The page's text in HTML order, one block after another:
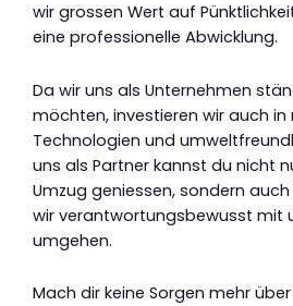
wir grossen Wert auf
eine professionelle Abwicklung.
Da wir uns als Unternehmen
möchten, investieren wir auch in
Technologien und
uns als Partner kannst du nicht
Umzug geniessen, sondern
wir verantwortungsbewusst mit
umgehen.
Mach dir keine Sorgen mehr